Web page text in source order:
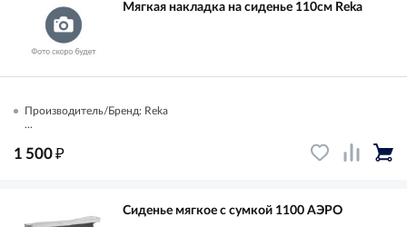
Мягкая накладка на сиденье 110см Reka
Производитель/Бренд: Reka
...
1 500₽
Сиденье мягкое с сумкой 1100 АЭРО